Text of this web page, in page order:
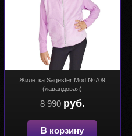
Жилетка Sagester Mod №709
(лавандовая)
8 990 руб.
В корзину